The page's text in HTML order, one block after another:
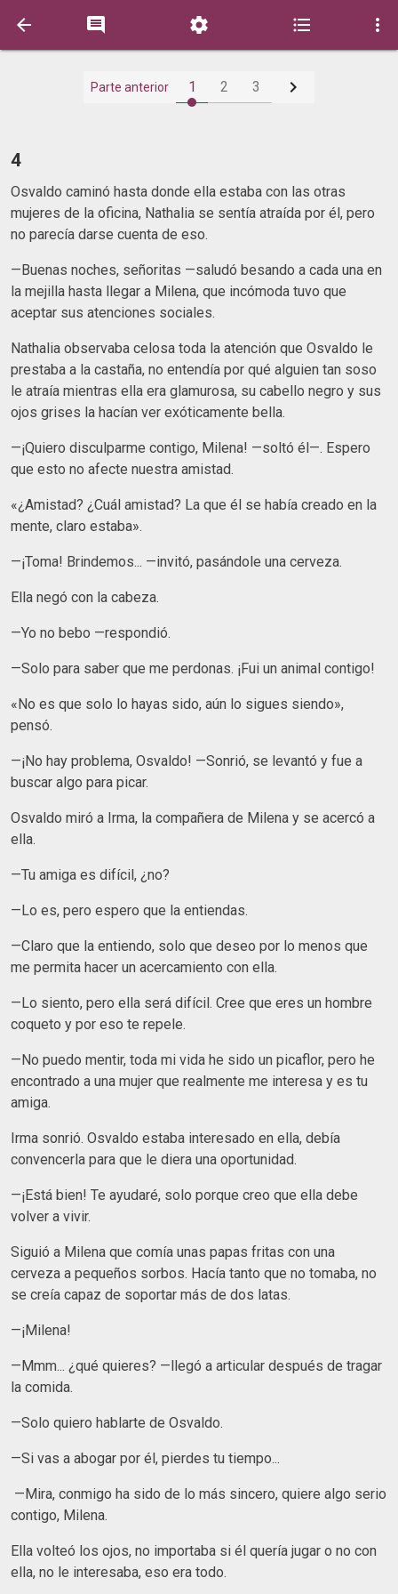
    
Parte anterior 1 2 3 
4
Osvaldo caminó hasta donde ella estaba con las otras
mujeres de la oficina, Nathalia se sentía atraída por él, pero
no parecía darse cuenta de eso.
—Buenas noches, señoritas —saludó besando a cada una en
la mejilla hasta llegar a Milena, que incómoda tuvo que
aceptar sus atenciones sociales.
Nathalia observaba celosa toda la atención que Osvaldo le
prestaba a la castaña, no entendía por qué alguien tan soso
le atraía mientras ella era glamurosa, su cabello negro y sus
ojos grises la hacían ver exóticamente bella.
—¡Quiero disculparme contigo, Milena! —soltó él—. Espero
que esto no afecte nuestra amistad.
«¿Amistad? ¿Cuál amistad? La que él se había creado en la
mente, claro estaba».
—¡Toma! Brindemos... —invitó, pasándole una cerveza.
Ella negó con la cabeza.
—Yo no bebo —respondió.
—Solo para saber que me perdonas. ¡Fui un animal contigo!
«No es que solo lo hayas sido, aún lo sigues siendo»,
pensó.
—¡No hay problema, Osvaldo! —Sonrió, se levantó y fue a
buscar algo para picar.
Osvaldo miró a Irma, la compañera de Milena y se acercó a
ella.
—Tu amiga es difícil, ¿no?
—Lo es, pero espero que la entiendas.
—Claro que la entiendo, solo que deseo por lo menos que
me permita hacer un acercamiento con ella.
—Lo siento, pero ella será difícil. Cree que eres un hombre
coqueto y por eso te repele.
—No puedo mentir, toda mi vida he sido un picaflor, pero he
encontrado a una mujer que realmente me interesa y es tu
amiga.
Irma sonrió. Osvaldo estaba interesado en ella, debía
convencerla para que le diera una oportunidad.
—¡Está bien! Te ayudaré, solo porque creo que ella debe
volver a vivir.
Siguió a Milena que comía unas papas fritas con una
cerveza a pequeños sorbos. Hacía tanto que no tomaba, no
se creía capaz de soportar más de dos latas.
—¡Milena!
—Mmm... ¿qué quieres? —llegó a articular después de tragar
la comida.
—Solo quiero hablarte de Osvaldo.
—Si vas a abogar por él, pierdes tu tiempo...
—Mira, conmigo ha sido de lo más sincero, quiere algo serio
contigo, Milena.
Ella volteó los ojos, no importaba si él quería jugar o no con
ella, no le interesaba, eso era todo.